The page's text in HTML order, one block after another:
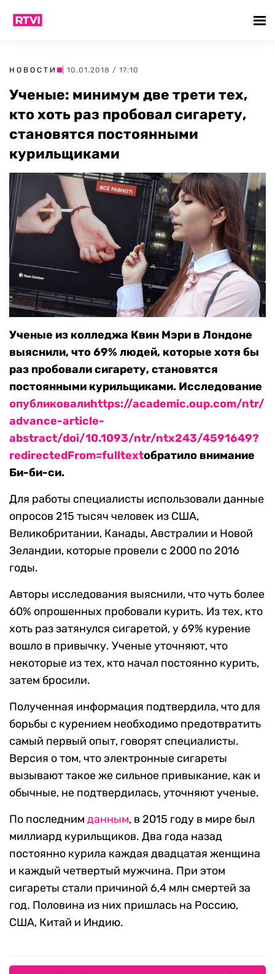
НОВОСТИ | 10.01.2018 / 17:10
Ученые: минимум две трети тех,
кто хоть раз пробовал сигарету,
становятся постоянными
курильщиками
Ученые из колледжа Квин Мэри в Лондоне
выяснили, что 69% людей, которые хотя бы
раз пробовали сигарету, становятся
постоянными курильщиками. Исследование
опубликовалиhttps://academic.oup.com/ntr/
advance-article-
abstract/doi/10.1093/ntr/ntx243/4591649?
redirectedFrom=fulltextобратило внимание
Би-би-си.
Для работы специалисты использовали данные
опросов 215 тысяч человек из США,
Великобритании, Канады, Австралии и Новой
Зеландии, которые провели с 2000 по 2016
годы.
Авторы исследования выяснили, что чуть более
60% опрошенных пробовали курить. Из тех, кто
хоть раз затянулся сигаретой, у 69% курение
вошло в привычку. Ученые уточняют, что
некоторые из тех, кто начал постоянно курить,
затем бросили.
Полученная информация подтвердила, что для
борьбы с курением необходимо предотвратить
самый первый опыт, говорят специалисты.
Версия о том, что электронные сигареты
вызывают такое же сильное привыкание, как и
обычные, не подтвердилась, уточняют ученые.
По последним данным, в 2015 году в мире был
миллиард курильщиков. Два года назад
постоянно курила каждая двадцатая женщина
и каждый четвертый мужчина. При этом
сигареты стали причиной 6,4 млн смертей за
год. Половина из них пришлась на Россию,
США, Китай и Индию.